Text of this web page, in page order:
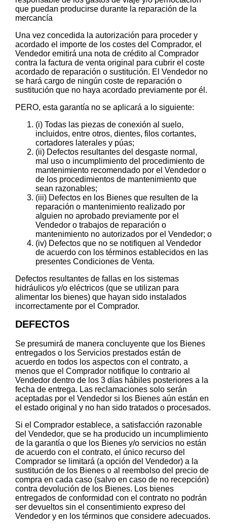
que puedan producirse durante la reparación de la
mercancía
Una vez concedida la autorización para proceder y
acordado el importe de los costes del Comprador, el
Vendedor emitirá una nota de crédito al Comprador
contra la factura de venta original para cubrir el coste
acordado de reparación o sustitución. El Vendedor no
se hará cargo de ningún coste de reparación o
sustitución que no haya acordado previamente por él.
PERO, esta garantía no se aplicará a lo siguiente:
(i) Todas las piezas de conexión al suelo,
incluidos, entre otros, dientes, filos cortantes,
cortadores laterales y púas;
(ii) Defectos resultantes del desgaste normal,
mal uso o incumplimiento del procedimiento de
mantenimiento recomendado por el Vendedor o
de los procedimientos de mantenimiento que
sean razonables;
(iii) Defectos en los Bienes que resulten de la
reparación o mantenimiento realizado por
alguien no aprobado previamente por el
Vendedor o trabajos de reparación o
mantenimiento no autorizados por el Vendedor; o
(iv) Defectos que no se notifiquen al Vendedor
de acuerdo con los términos establecidos en las
presentes Condiciones de Venta.
Defectos resultantes de fallas en los sistemas
hidráulicos y/o eléctricos (que se utilizan para
alimentar los bienes) que hayan sido instalados
incorrectamente por el Comprador.
DEFECTOS
Se presumirá de manera concluyente que los Bienes
entregados o los Servicios prestados están de
acuerdo en todos los aspectos con el contrato, a
menos que el Comprador notifique lo contrario al
Vendedor dentro de los 3 días hábiles posteriores a la
fecha de entrega. Las reclamaciones solo serán
aceptadas por el Vendedor si los Bienes aún están en
el estado original y no han sido tratados o procesados.
Si el Comprador establece, a satisfacción razonable
del Vendedor, que se ha producido un incumplimiento
de la garantía o que los Bienes y/o servicios no están
de acuerdo con el contrato, el único recurso del
Comprador se limitará (a opción del Vendedor) a la
sustitución de los Bienes o al reembolso del precio de
compra en cada caso (salvo en caso de no recepción)
contra devolución de los Bienes. Los bienes
entregados de conformidad con el contrato no podrán
ser devueltos sin el consentimiento expreso del
Vendedor y en los términos que considere adecuados.